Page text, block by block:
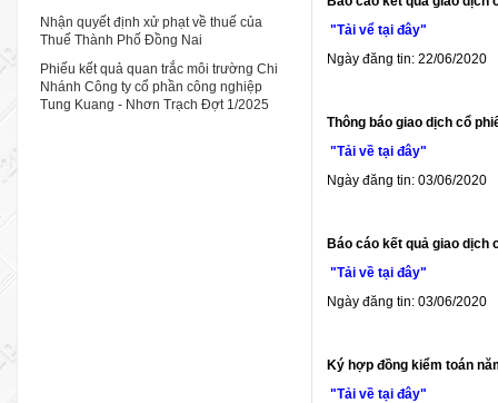
Nhận quyết định xử phạt về thuế của
Thuế Thành Phố Đồng Nai
Phiếu kết quả quan trắc môi trường Chi
Nhánh Công ty cổ phần công nghiệp
Tung Kuang - Nhơn Trạch Đợt 1/2025
"Tải vể tại đây"
Ngày đăng tin: 22/06/2020
Thông báo giao dịch cổ
"Tải về tại đây"
Ngày đăng tin: 03/06/2020
Báo cáo kết quả giao dịch
"Tải về tại đây"
Ngày đăng tin: 03/06/2020
Ký hợp đồng kiểm toán
"Tải về tại đây"